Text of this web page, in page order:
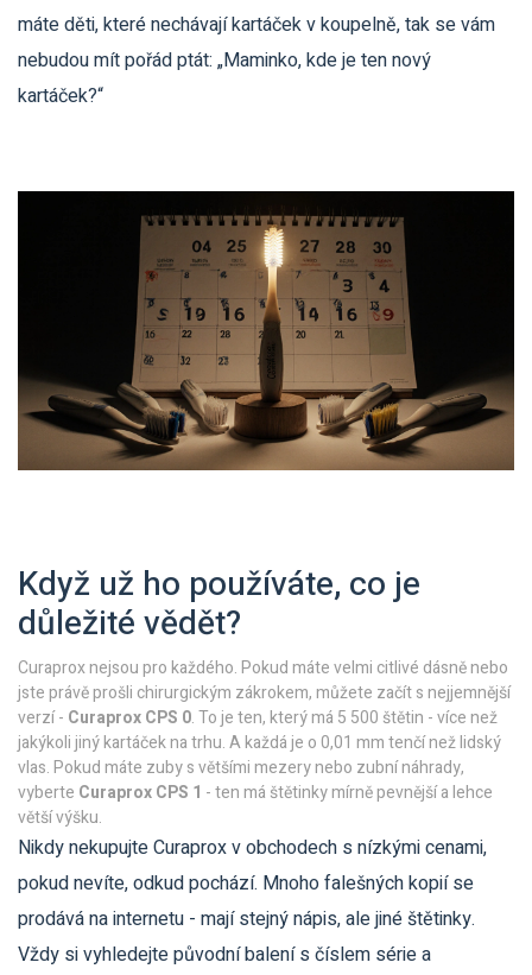
máte děti, které nechávají kartáček v koupelně, tak se vám
nebudou mít pořád ptát: „Maminko, kde je ten nový
kartáček?“
Když už ho používáte, co je
důležité vědět?
Curaprox nejsou pro každého. Pokud máte velmi citlivé dásně nebo
jste právě prošli chirurgickým zákrokem, můžete začít s nejjemnější
verzí - Curaprox CPS 0. To je ten, který má 5 500 štětin - více než
jakýkoli jiný kartáček na trhu. A každá je o 0,01 mm tenčí než lidský
vlas. Pokud máte zuby s většími mezery nebo zubní náhrady,
vyberte Curaprox CPS 1 - ten má štětinky mírně pevnější a lehce
větší výšku.
Nikdy nekupujte Curaprox v obchodech s nízkými cenami,
pokud nevíte, odkud pochází. Mnoho falešných kopií se
prodává na internetu - mají stejný nápis, ale jiné štětinky.
Vždy si vyhledejte původní balení s číslem série a